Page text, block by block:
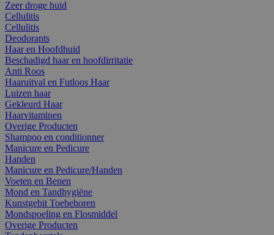
Zeer droge huid
Cellulitis
Cellulitis
Deodorants
Haar en Hoofdhuid
Beschadigd haar en hoofdirritatie
Anti Roos
Haaruitval en Futloos Haar
Luizen haar
Gekleurd Haar
Haarvitaminen
Overige Producten
Shampoo en conditionner
Manicure en Pedicure
Handen
Manicure en Pedicure/Handen
Voeten en Benen
Mond en Tandhygiëne
Kunstgebit Toebehoren
Mondspoeling en Flosmiddel
Overige Producten